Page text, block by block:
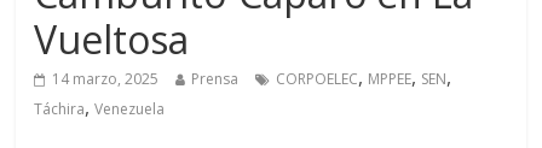
Vueltosa
14 marzo, 2025 Prensa CORPOELEC, MPPEE, SEN,
Táchira,Venezuela